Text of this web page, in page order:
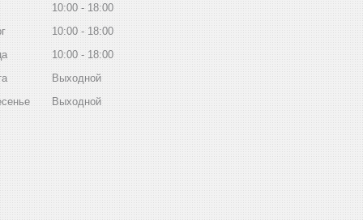
10:00
18:00
10:00
18:00
10:00
18:00
Выходной
Выходной